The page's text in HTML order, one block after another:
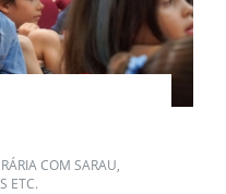
COM SARAU,
ETC.